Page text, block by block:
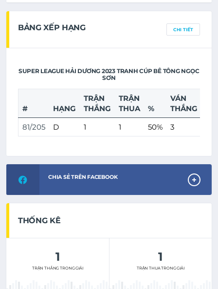
BẢNG XẾP HẠNG CHI TIẾT
SUPER LEAGUE HẢI DƯƠNG 2023 TRANH CÚP BÊ TÔNG NGỌC
SƠN
# HẠNG
TRẬN
THẮNG
TRẬN
THUA
%
VÁN
THẮNG
81/205
D 1 1 50% 3
CHIA SẺ TRÊN FACEBOOK
THỐNG KÊ
1
TRẬN THẮNG TRONG GIẢI
1
TRẬN THUA TRONG GIẢI